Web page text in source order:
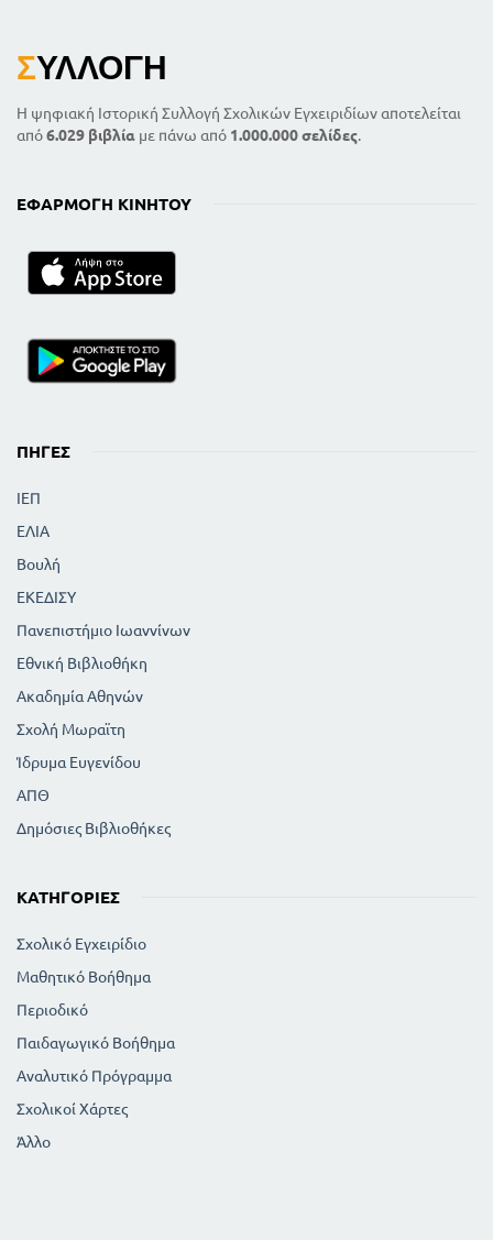
ΣΥΛΛΟΓΉ
Η ψηφιακή Ιστορική Συλλογή Σχολικών Εγχειριδίων αποτελείται
από6.029 βιβλία με πάνω από 1.000.000 σελίδες.
ΕΦΑΡΜΟΓΉ ΚΙΝΗΤΟΎ
ΠΗΓΈΣ
ΙΕΠ
ΕΛΙΑ
Βουλή
ΕΚΕΔΙΣΥ
Πανεπιστήμιο Ιωαννίνων
Εθνική Βιβλιοθήκη
Ακαδημία Αθηνών
Σχολή Μωραϊτη
Ίδρυμα Ευγενίδου
ΑΠΘ
Δημόσιες Βιβλιοθήκες
ΚΑΤΗΓΟΡΊΕΣ
Σχολικό Εγχειρίδιο
Μαθητικό Βοήθημα
Περιοδικό
Παιδαγωγικό Βοήθημα
Αναλυτικό Πρόγραμμα
Σχολικοί Χάρτες
Άλλο